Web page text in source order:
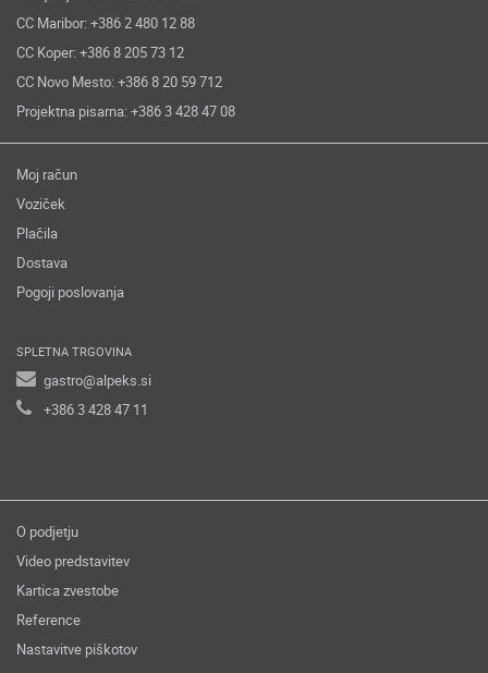
CC Maribor: +386 2 480 12 88
CC Koper: +386 8 205 73 12
CC Novo Mesto: +386 8 20 59 712
Projektna pisarna: +386 3 428 47 08
Moj račun
Voziček
Plačila
Dostava
Pogoji poslovanja
SPLETNA TRGOVINA
gastro@alpeks.si
+386 3 428 47 11
O podjetju
Video predstavitev
Kartica zvestobe
Reference
Nastavitve piškotov